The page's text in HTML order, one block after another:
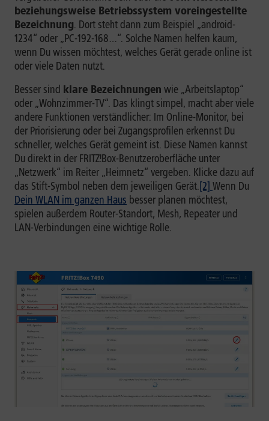
beziehungsweise Betriebssystem voreingestellte
Bezeichnung. Dort steht dann zum Beispiel „android-
1234“ oder „PC-192-168…“. Solche Namen helfen kaum,
wenn Du wissen möchtest, welches Gerät gerade online ist
oder viele Daten nutzt.
Besser sind klare Bezeichnungen wie „Arbeitslaptop“
oder „Wohnzimmer-TV“. Das klingt simpel, macht aber viele
andere Funktionen verständlicher: Im Online-Monitor, bei
der Priorisierung oder bei Zugangsprofilen erkennst Du
schneller, welches Gerät gemeint ist. Diese Namen kannst
Du direkt in der FRITZ!Box-Benutzeroberfläche unter
„Netzwerk“ im Reiter „Heimnetz“ vergeben. Klicke dazu auf
das Stift-Symbol neben dem jeweiligen Gerät.[2] Wenn Du
Dein WLAN im ganzen Haus besser planen möchtest,
spielen außerdem Router-Standort, Mesh, Repeater und
LAN-Verbindungen eine wichtige Rolle.